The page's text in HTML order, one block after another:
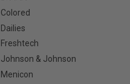
Colored
Dailies
Freshtech
Johnson & Johnson
Menicon